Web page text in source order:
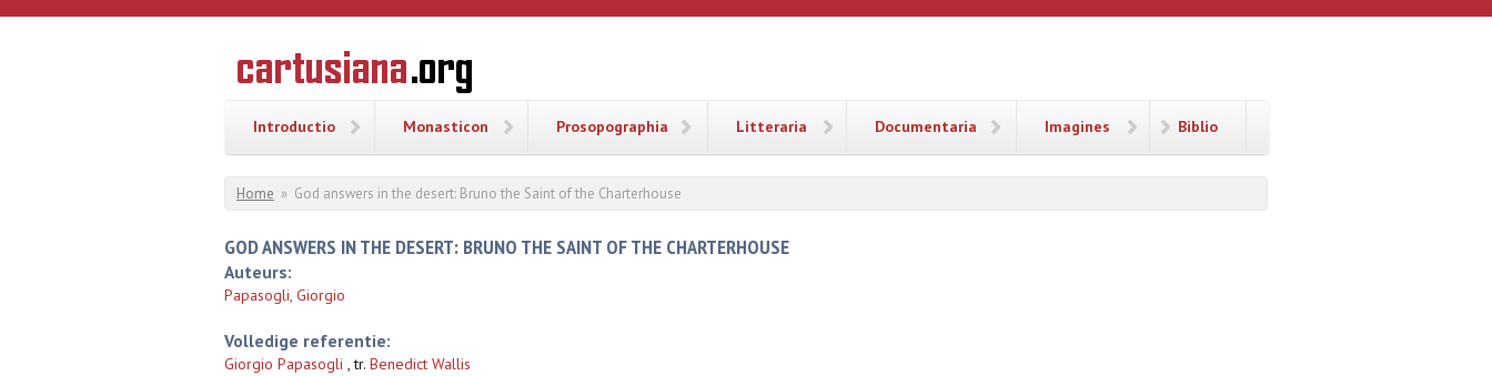
Overslaan en naar de inhoud gaan
CARTUSIANA
Geschiedenis
van de
Introductio Monasticon Prosopographia Litteraria Documentaria Imagines Biblio
U bent hier
Home » God answers in the desert: Bruno the Saint of the Charterhouse
GOD ANSWERS IN THE DESERT: BRUNO THE SAINT OF THE CHARTERHOUSE
Auteurs:
Papasogli, Giorgio
Volledige referentie:
Giorgio Papasogli , tr. Benedict Wallis